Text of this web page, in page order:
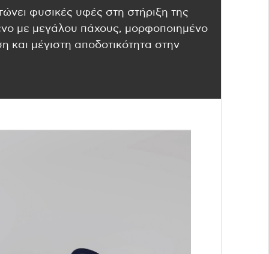
φυσικές υφές στη στήριξη της
με μεγάλου πάχους, μορφοποιημένο
μέγιστη αποδοτικότητα στην